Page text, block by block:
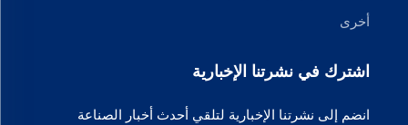
أخرى
اشترك في نشرتنا الإخبارية
انضم إلى نشرتنا الإخبارية لتلقي أحدث أخبار الصناعة